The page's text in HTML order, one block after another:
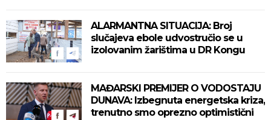
ALARMANTNA SITUACIJA: Broj
slučajeva ebole udvostručio se u
izolovanim žarištima u DR Kongu
MAĐARSKI PREMIJER O VODOSTAJU
DUNAVA: Izbegnuta energetska kriza,
trenutno smo oprezno optimistični